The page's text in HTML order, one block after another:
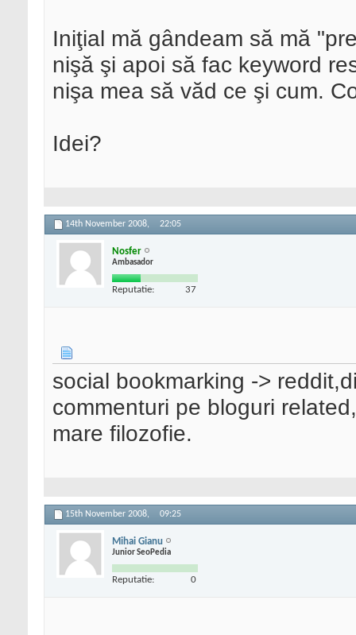
Iniţial mă gândeam să mă
nişă şi apoi să fac keyword
nişa mea să văd ce şi cum.
Idei?
14th November 2008, 22:05
Nosfer
Ambasador
Reputatie: 37
social bookmarking ->
commenturi pe bloguri
mare filozofie.
15th November 2008, 09:25
Mihai Gianu
Junior SeoPedia
Reputatie: 0